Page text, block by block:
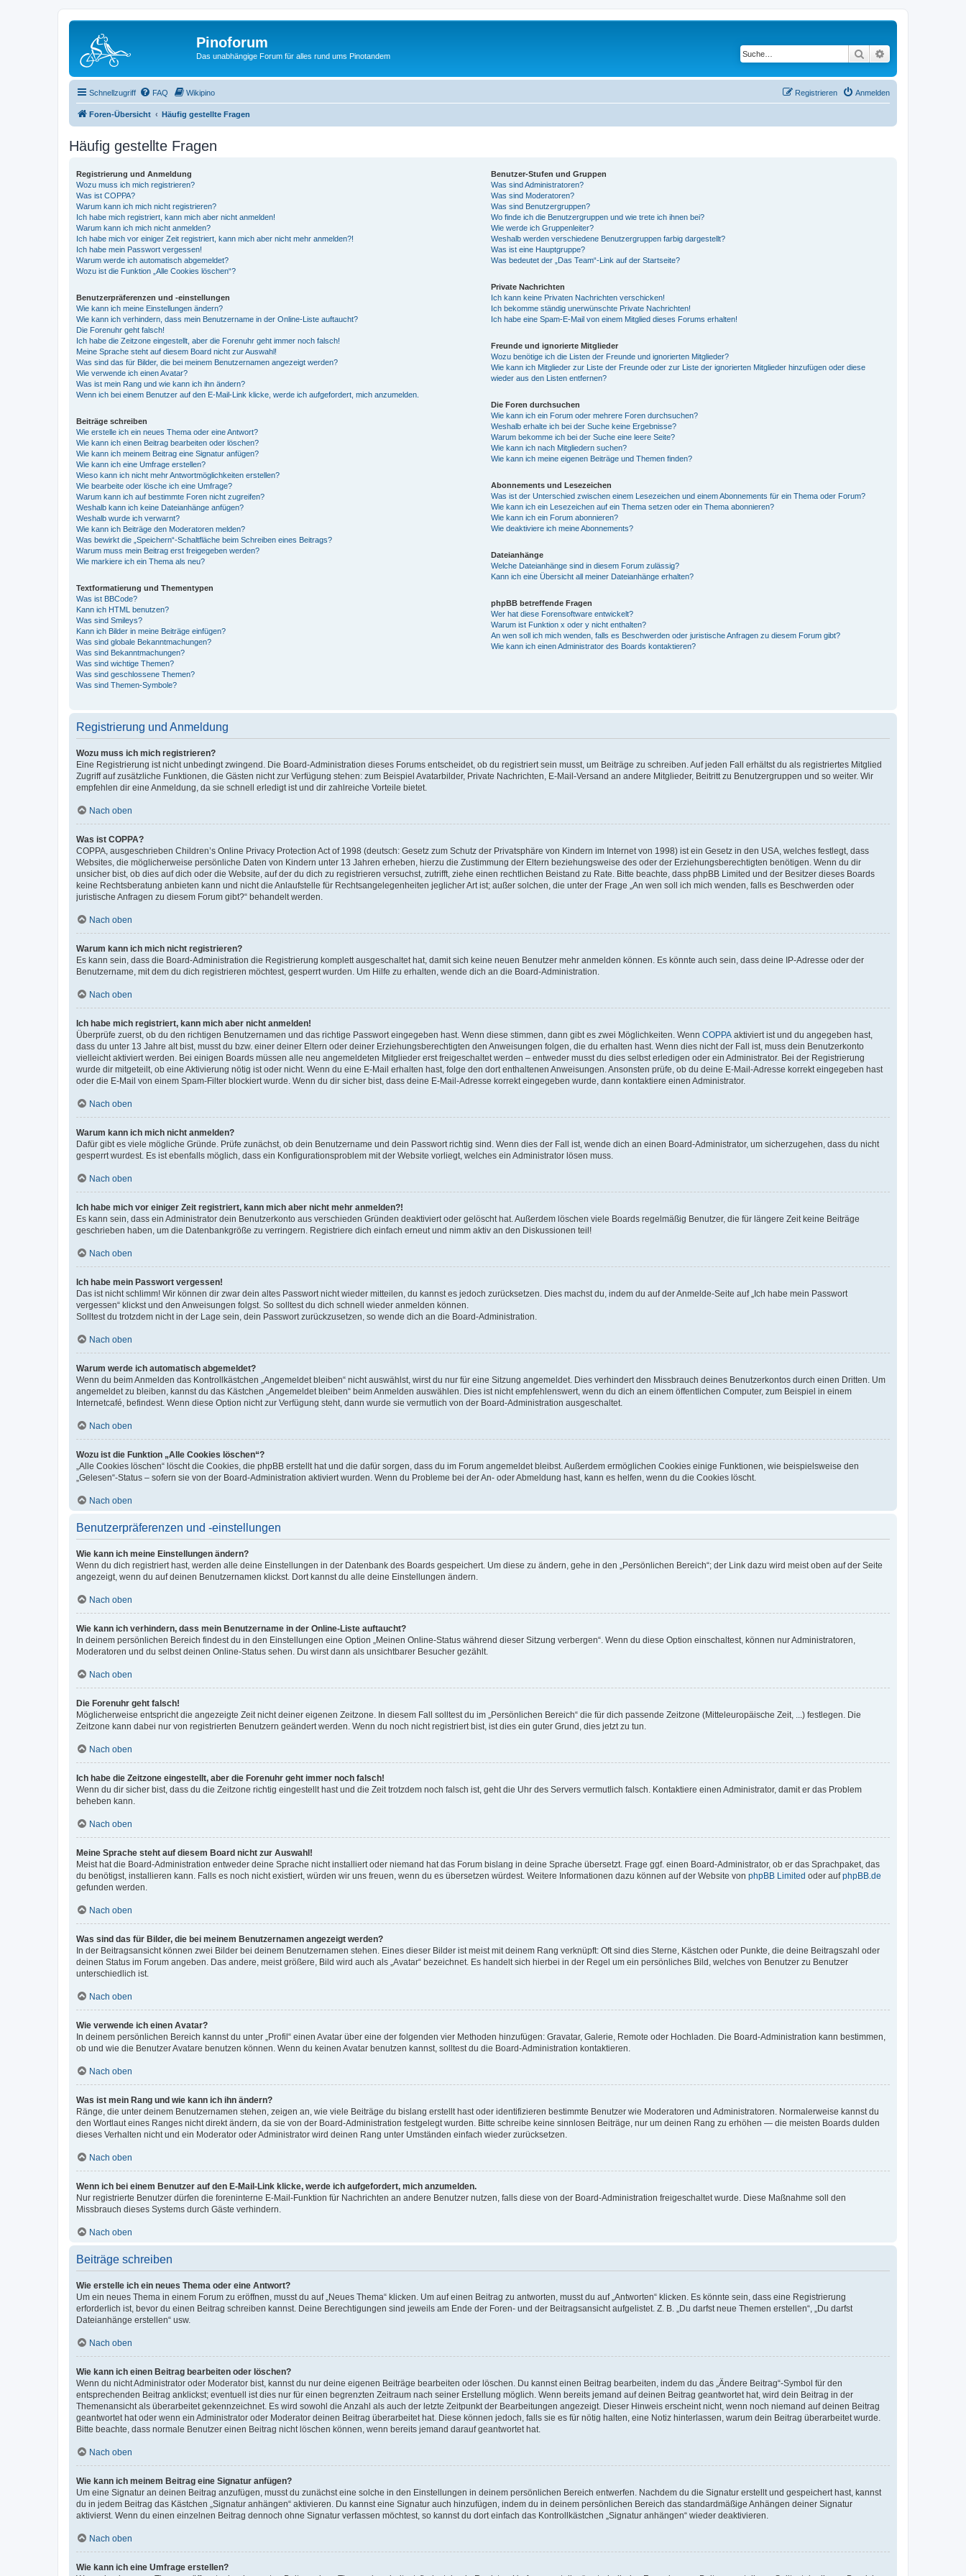
Pinoforum
Das unabhängige Forum für alles rund ums Pinotandem Suche
Schnellzugriff FAQ Wikipino Anmelden
Registrieren
Foren-Übersicht Häufig gestellte Fragen
Häufig gestellte Fragen
Registrierung und Anmeldung
Wozu muss ich mich registrieren?
Was ist COPPA?
Warum kann ich mich nicht registrieren?
Ich habe mich registriert, kann mich aber nicht anmelden!
Warum kann ich mich nicht anmelden?
Ich habe mich vor einiger Zeit registriert, kann mich aber nicht mehr anmelden?!
Ich habe mein Passwort vergessen!
Warum werde ich automatisch abgemeldet?
Wozu ist die Funktion „Alle Cookies löschen“?
Benutzerpräferenzen und -einstellungen
Wie kann ich meine Einstellungen ändern?
Wie kann ich verhindern, dass mein Benutzername in der Online-Liste auftaucht?
Die Forenuhr geht falsch!
Ich habe die Zeitzone eingestellt, aber die Forenuhr geht immer noch falsch!
Meine Sprache steht auf diesem Board nicht zur Auswahl!
Was sind das für Bilder, die bei meinem Benutzernamen angezeigt werden?
Wie verwende ich einen Avatar?
Was ist mein Rang und wie kann ich ihn ändern?
Wenn ich bei einem Benutzer auf den E-Mail-Link klicke, werde ich aufgefordert, mich anzumelden.
Beiträge schreiben
Wie erstelle ich ein neues Thema oder eine Antwort?
Wie kann ich einen Beitrag bearbeiten oder löschen?
Wie kann ich meinem Beitrag eine Signatur anfügen?
Wie kann ich eine Umfrage erstellen?
Wieso kann ich nicht mehr Antwortmöglichkeiten erstellen?
Wie bearbeite oder lösche ich eine Umfrage?
Warum kann ich auf bestimmte Foren nicht zugreifen?
Weshalb kann ich keine Dateianhänge anfügen?
Weshalb wurde ich verwarnt?
Wie kann ich Beiträge den Moderatoren melden?
Was bewirkt die „Speichern“-Schaltfläche beim Schreiben eines Beitrags?
Warum muss mein Beitrag erst freigegeben werden?
Wie markiere ich ein Thema als neu?
Textformatierung und Thementypen
Was ist BBCode?
Kann ich HTML benutzen?
Was sind Smileys?
Kann ich Bilder in meine Beiträge einfügen?
Was sind globale Bekanntmachungen?
Was sind Bekanntmachungen?
Was sind wichtige Themen?
Was sind geschlossene Themen?
Was sind Themen-Symbole?
Benutzer-Stufen und Gruppen
Was sind Administratoren?
Was sind Moderatoren?
Was sind Benutzergruppen?
Wo finde ich die Benutzergruppen und wie trete ich ihnen bei?
Wie werde ich Gruppenleiter?
Weshalb werden verschiedene Benutzergruppen farbig dargestellt?
Was ist eine Hauptgruppe?
Was bedeutet der „Das Team“-Link auf der Startseite?
Private Nachrichten
Ich kann keine Privaten Nachrichten verschicken!
Ich bekomme ständig unerwünschte Private Nachrichten!
Ich habe eine Spam-E-Mail von einem Mitglied dieses Forums erhalten!
Freunde und ignorierte Mitglieder
Wozu benötige ich die Listen der Freunde und ignorierten Mitglieder?
Wie kann ich Mitglieder zur Liste der Freunde oder zur Liste der ignorierten Mitglieder hinzufügen oder diese
wieder aus den Listen entfernen?
Die Foren durchsuchen
Wie kann ich ein Forum oder mehrere Foren durchsuchen?
Weshalb erhalte ich bei der Suche keine Ergebnisse?
Warum bekomme ich bei der Suche eine leere Seite?
Wie kann ich nach Mitgliedern suchen?
Wie kann ich meine eigenen Beiträge und Themen finden?
Abonnements und Lesezeichen
Was ist der Unterschied zwischen einem Lesezeichen und einem Abonnements für ein Thema oder Forum?
Wie kann ich ein Lesezeichen auf ein Thema setzen oder ein Thema abonnieren?
Wie kann ich ein Forum abonnieren?
Wie deaktiviere ich meine Abonnements?
Dateianhänge
Welche Dateianhänge sind in diesem Forum zulässig?
Kann ich eine Übersicht all meiner Dateianhänge erhalten?
phpBB betreffende Fragen
Wer hat diese Forensoftware entwickelt?
Warum ist Funktion x oder y nicht enthalten?
An wen soll ich mich wenden, falls es Beschwerden oder juristische Anfragen zu diesem Forum gibt?
Wie kann ich einen Administrator des Boards kontaktieren?
Registrierung und Anmeldung
Wozu muss ich mich registrieren?
Eine Registrierung ist nicht unbedingt zwingend. Die Board-Administration dieses Forums entscheidet, ob du registriert sein musst, um Beiträge zu schreiben. Auf jeden Fall erhältst du als registriertes Mitglied
Zugriff auf zusätzliche Funktionen, die Gästen nicht zur Verfügung stehen: zum Beispiel Avatarbilder, Private Nachrichten, E-Mail-Versand an andere Mitglieder, Beitritt zu Benutzergruppen und so weiter. Wir
empfehlen dir eine Anmeldung, da sie schnell erledigt ist und dir zahlreiche Vorteile bietet.
Nach oben
Was ist COPPA?
COPPA, ausgeschrieben Children’s Online Privacy Protection Act of 1998 (deutsch: Gesetz zum Schutz der Privatsphäre von Kindern im Internet von 1998) ist ein Gesetz in den USA, welches festlegt, dass
Websites, die möglicherweise persönliche Daten von Kindern unter 13 Jahren erheben, hierzu die Zustimmung der Eltern beziehungsweise des oder der Erziehungsberechtigten benötigen. Wenn du dir
unsicher bist, ob dies auf dich oder die Website, auf der du dich zu registrieren versuchst, zutrifft, ziehe einen rechtlichen Beistand zu Rate. Bitte beachte, dass phpBB Limited und der Besitzer dieses Boards
keine Rechtsberatung anbieten kann und nicht die Anlaufstelle für Rechtsangelegenheiten jeglicher Art ist; außer solchen, die unter der Frage „An wen soll ich mich wenden, falls es Beschwerden oder
juristische Anfragen zu diesem Forum gibt?“ behandelt werden.
Nach oben
Warum kann ich mich nicht registrieren?
Es kann sein, dass die Board-Administration die Registrierung komplett ausgeschaltet hat, damit sich keine neuen Benutzer mehr anmelden können. Es könnte auch sein, dass deine IP-Adresse oder der
Benutzername, mit dem du dich registrieren möchtest, gesperrt wurden. Um Hilfe zu erhalten, wende dich an die Board-Administration.
Nach oben
Ich habe mich registriert, kann mich aber nicht anmelden!
Überprüfe zuerst, ob du den richtigen Benutzernamen und das richtige Passwort eingegeben hast. Wenn diese stimmen, dann gibt es zwei Möglichkeiten. Wenn COPPA aktiviert ist und du angegeben hast,
dass du unter 13 Jahre alt bist, musst du bzw. einer deiner Eltern oder deiner Erziehungsberechtigten den Anweisungen folgen, die du erhalten hast. Wenn dies nicht der Fall ist, muss dein Benutzerkonto
vielleicht aktiviert werden. Bei einigen Boards müssen alle neu angemeldeten Mitglieder erst freigeschaltet werden – entweder musst du dies selbst erledigen oder ein Administrator. Bei der Registrierung
wurde dir mitgeteilt, ob eine Aktivierung nötig ist oder nicht. Wenn du eine E-Mail erhalten hast, folge den dort enthaltenen Anweisungen. Ansonsten prüfe, ob du deine E-Mail-Adresse korrekt eingegeben hast
oder die E-Mail von einem Spam-Filter blockiert wurde. Wenn du dir sicher bist, dass deine E-Mail-Adresse korrekt eingegeben wurde, dann kontaktiere einen Administrator.
Nach oben
Warum kann ich mich nicht anmelden?
Dafür gibt es viele mögliche Gründe. Prüfe zunächst, ob dein Benutzername und dein Passwort richtig sind. Wenn dies der Fall ist, wende dich an einen Board-Administrator, um sicherzugehen, dass du nicht
gesperrt wurdest. Es ist ebenfalls möglich, dass ein Konfigurationsproblem mit der Website vorliegt, welches ein Administrator lösen muss.
Nach oben
Ich habe mich vor einiger Zeit registriert, kann mich aber nicht mehr anmelden?!
Es kann sein, dass ein Administrator dein Benutzerkonto aus verschieden Gründen deaktiviert oder gelöscht hat. Außerdem löschen viele Boards regelmäßig Benutzer, die für längere Zeit keine Beiträge
geschrieben haben, um die Datenbankgröße zu verringern. Registriere dich einfach erneut und nimm aktiv an den Diskussionen teil!
Nach oben
Ich habe mein Passwort vergessen!
Das ist nicht schlimm! Wir können dir zwar dein altes Passwort nicht wieder mitteilen, du kannst es jedoch zurücksetzen. Dies machst du, indem du auf der Anmelde-Seite auf „Ich habe mein Passwort
vergessen“ klickst und den Anweisungen folgst. So solltest du dich schnell wieder anmelden können.
Solltest du trotzdem nicht in der Lage sein, dein Passwort zurückzusetzen, so wende dich an die Board-Administration.
Nach oben
Warum werde ich automatisch abgemeldet?
Wenn du beim Anmelden das Kontrollkästchen „Angemeldet bleiben“ nicht auswählst, wirst du nur für eine Sitzung angemeldet. Dies verhindert den Missbrauch deines Benutzerkontos durch einen Dritten. Um
angemeldet zu bleiben, kannst du das Kästchen „Angemeldet bleiben“ beim Anmelden auswählen. Dies ist nicht empfehlenswert, wenn du dich an einem öffentlichen Computer, zum Beispiel in einem
Internetcafé, befindest. Wenn diese Option nicht zur Verfügung steht, dann wurde sie vermutlich von der Board-Administration ausgeschaltet.
Nach oben
Wozu ist die Funktion „Alle Cookies löschen“?
„Alle Cookies löschen“ löscht die Cookies, die phpBB erstellt hat und die dafür sorgen, dass du im Forum angemeldet bleibst. Außerdem ermöglichen Cookies einige Funktionen, wie beispielsweise den
„Gelesen“-Status – sofern sie von der Board-Administration aktiviert wurden. Wenn du Probleme bei der An- oder Abmeldung hast, kann es helfen, wenn du die Cookies löscht.
Nach oben
Benutzerpräferenzen und -einstellungen
Wie kann ich meine Einstellungen ändern?
Wenn du dich registriert hast, werden alle deine Einstellungen in der Datenbank des Boards gespeichert. Um diese zu ändern, gehe in den „Persönlichen Bereich“; der Link dazu wird meist oben auf der Seite
angezeigt, wenn du auf deinen Benutzernamen klickst. Dort kannst du alle deine Einstellungen ändern.
Nach oben
Wie kann ich verhindern, dass mein Benutzername in der Online-Liste auftaucht?
In deinem persönlichen Bereich findest du in den Einstellungen eine Option „Meinen Online-Status während dieser Sitzung verbergen“. Wenn du diese Option einschaltest, können nur Administratoren,
Moderatoren und du selbst deinen Online-Status sehen. Du wirst dann als unsichtbarer Besucher gezählt.
Nach oben
Die Forenuhr geht falsch!
Möglicherweise entspricht die angezeigte Zeit nicht deiner eigenen Zeitzone. In diesem Fall solltest du im „Persönlichen Bereich“ die für dich passende Zeitzone (Mitteleuropäische Zeit, ...) festlegen. Die
Zeitzone kann dabei nur von registrierten Benutzern geändert werden. Wenn du noch nicht registriert bist, ist dies ein guter Grund, dies jetzt zu tun.
Nach oben
Ich habe die Zeitzone eingestellt, aber die Forenuhr geht immer noch falsch!
Wenn du dir sicher bist, dass du die Zeitzone richtig eingestellt hast und die Zeit trotzdem noch falsch ist, geht die Uhr des Servers vermutlich falsch. Kontaktiere einen Administrator, damit er das Problem
beheben kann.
Nach oben
Meine Sprache steht auf diesem Board nicht zur Auswahl!
Meist hat die Board-Administration entweder deine Sprache nicht installiert oder niemand hat das Forum bislang in deine Sprache übersetzt. Frage ggf. einen Board-Administrator, ob er das Sprachpaket, das
du benötigst, installieren kann. Falls es noch nicht existiert, würden wir uns freuen, wenn du es übersetzen würdest. Weitere Informationen dazu können auf der Website von phpBB Limited oder aufphpBB.de
gefunden werden.
Nach oben
Was sind das für Bilder, die bei meinem Benutzernamen angezeigt werden?
In der Beitragsansicht können zwei Bilder bei deinem Benutzernamen stehen. Eines dieser Bilder ist meist mit deinem Rang verknüpft: Oft sind dies Sterne, Kästchen oder Punkte, die deine Beitragszahl oder
deinen Status im Forum angeben. Das andere, meist größere, Bild wird auch als „Avatar“ bezeichnet. Es handelt sich hierbei in der Regel um ein persönliches Bild, welches von Benutzer zu Benutzer
unterschiedlich ist.
Nach oben
Wie verwende ich einen Avatar?
In deinem persönlichen Bereich kannst du unter „Profil“ einen Avatar über eine der folgenden vier Methoden hinzufügen: Gravatar, Galerie, Remote oder Hochladen. Die Board-Administration kann bestimmen,
ob und wie die Benutzer Avatare benutzen können. Wenn du keinen Avatar benutzen kannst, solltest du die Board-Administration kontaktieren.
Nach oben
Was ist mein Rang und wie kann ich ihn ändern?
Ränge, die unter deinem Benutzernamen stehen, zeigen an, wie viele Beiträge du bislang erstellt hast oder identifizieren bestimmte Benutzer wie Moderatoren und Administratoren. Normalerweise kannst du
den Wortlaut eines Ranges nicht direkt ändern, da sie von der Board-Administration festgelegt wurden. Bitte schreibe keine sinnlosen Beiträge, nur um deinen Rang zu erhöhen — die meisten Boards dulden
dieses Verhalten nicht und ein Moderator oder Administrator wird deinen Rang unter Umständen einfach wieder zurücksetzen.
Nach oben
Wenn ich bei einem Benutzer auf den E-Mail-Link klicke, werde ich aufgefordert, mich anzumelden.
Nur registrierte Benutzer dürfen die foreninterne E-Mail-Funktion für Nachrichten an andere Benutzer nutzen, falls diese von der Board-Administration freigeschaltet wurde. Diese Maßnahme soll den
Missbrauch dieses Systems durch Gäste verhindern.
Nach oben
Beiträge schreiben
Wie erstelle ich ein neues Thema oder eine Antwort?
Um ein neues Thema in einem Forum zu eröffnen, musst du auf „Neues Thema“ klicken. Um auf einen Beitrag zu antworten, musst du auf „Antworten“ klicken. Es könnte sein, dass eine Registrierung
erforderlich ist, bevor du einen Beitrag schreiben kannst. Deine Berechtigungen sind jeweils am Ende der Foren- und der Beitragsansicht aufgelistet. Z. B. „Du darfst neue Themen erstellen“, „Du darfst
Dateianhänge erstellen“ usw.
Nach oben
Wie kann ich einen Beitrag bearbeiten oder löschen?
Wenn du nicht Administrator oder Moderator bist, kannst du nur deine eigenen Beiträge bearbeiten oder löschen. Du kannst einen Beitrag bearbeiten, indem du das „Ändere Beitrag“-Symbol für den
entsprechenden Beitrag anklickst; eventuell ist dies nur für einen begrenzten Zeitraum nach seiner Erstellung möglich. Wenn bereits jemand auf deinen Beitrag geantwortet hat, wird dein Beitrag in der
Themenansicht als überarbeitet gekennzeichnet. Es wird sowohl die Anzahl als auch der letzte Zeitpunkt der Bearbeitungen angezeigt. Dieser Hinweis erscheint nicht, wenn noch niemand auf deinen Beitrag
geantwortet hat oder wenn ein Administrator oder Moderator deinen Beitrag überarbeitet hat. Diese können jedoch, falls sie es für nötig halten, eine Notiz hinterlassen, warum dein Beitrag überarbeitet wurde.
Bitte beachte, dass normale Benutzer einen Beitrag nicht löschen können, wenn bereits jemand darauf geantwortet hat.
Nach oben
Wie kann ich meinem Beitrag eine Signatur anfügen?
Um eine Signatur an deinen Beitrag anzufügen, musst du zunächst eine solche in den Einstellungen in deinem persönlichen Bereich entwerfen. Nachdem du die Signatur erstellt und gespeichert hast, kannst
du in jedem Beitrag das Kästchen „Signatur anhängen“ aktivieren. Du kannst eine Signatur auch hinzufügen, indem du in deinem persönlichen Bereich das standardmäßige Anhängen deiner Signatur
aktivierst. Wenn du einen einzelnen Beitrag dennoch ohne Signatur verfassen möchtest, so kannst du dort einfach das Kontrollkästchen „Signatur anhängen“ wieder deaktivieren.
Nach oben
Wie kann ich eine Umfrage erstellen?